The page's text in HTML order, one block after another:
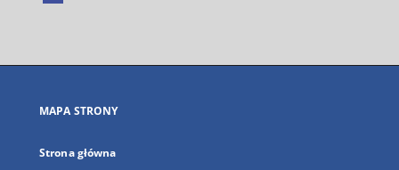
się
karcie
MAPA STRONY
Strona główna